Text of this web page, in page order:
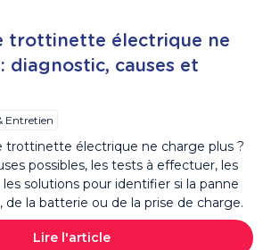
trottinette électrique ne
diagnostic, causes et
Entretien
trottinette électrique ne charge plus ?
possibles, les tests à effectuer, les
solutions pour identifier si la panne
la batterie ou de la prise de charge.
Lire l'article